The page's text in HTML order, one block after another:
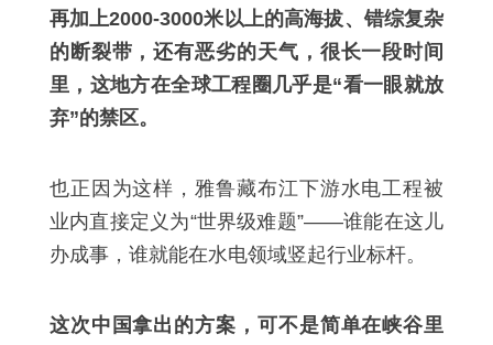
再加上2000-3000米以上的高海拔、错综复杂
的断裂带，还有恶劣的天气，很长一段时间
里，这地方在全球工程圈几乎是“看一眼就放
弃”的禁区。
也正因为这样，雅鲁藏布江下游水电工程被
业内直接定义为“世界级难题”——谁能在这儿
办成事，谁就能在水电领域竖起行业标杆。
这次中国拿出的方案，可不是简单在峡谷里